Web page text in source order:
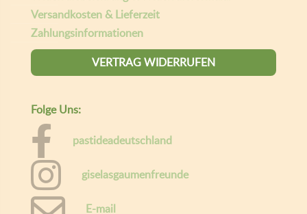
Versandkosten & Lieferzeit
Zahlungsinformationen
VERTRAG WIDERRUFEN
Folge Uns:
pastideadeutschland
giselasgaumenfreunde
E-mail